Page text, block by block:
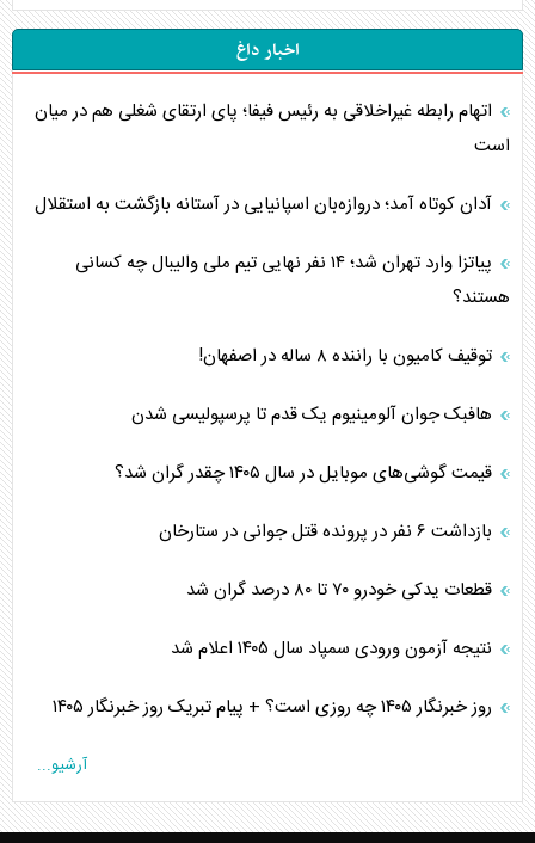
اخبار داغ
اتهام رابطه غیراخلاقی به رئیس فیفا؛ پای ارتقای شغلی هم در میان
است
آدان کوتاه آمد؛ دروازه‌بان اسپانیایی در آستانه بازگشت به استقلال
پیاتزا وارد تهران شد؛ ۱۴ نفر نهایی تیم ملی والیبال چه کسانی
هستند؟
توقیف کامیون با راننده ۸ ساله در اصفهان!
هافبک جوان آلومینیوم یک قدم تا پرسپولیسی شدن
قیمت گوشی‌های موبایل در سال ۱۴۰۵ چقدر گران شد؟
بازداشت ۶ نفر در پرونده قتل جوانی در ستارخان
قطعات یدکی خودرو ۷۰ تا ۸۰ درصد گران شد
نتیجه آزمون ورودی سمپاد سال ۱۴۰۵ اعلام شد
روز خبرنگار ۱۴۰۵ چه روزی است؟ + پیام تبریک روز خبرنگار ۱۴۰۵
آرشیو...